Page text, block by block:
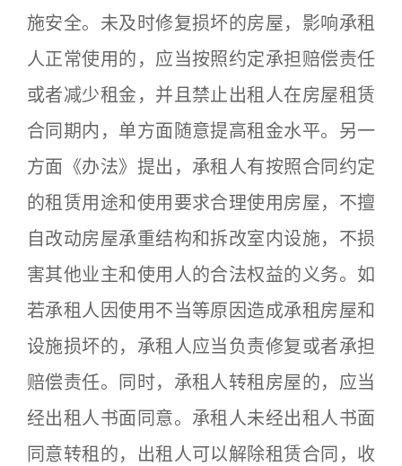
施安全。未及时修复损坏的房屋，影响承租
人正常使用的，应当按照约定承担赔偿责任
或者减少租金，并且禁止出租人在房屋租赁
合同期内，单方面随意提高租金水平。另一
方面《办法》提出，承租人有按照合同约定
的租赁用途和使用要求合理使用房屋，不擅
自改动房屋承重结构和拆改室内设施，不损
害其他业主和使用人的合法权益的义务。如
若承租人因使用不当等原因造成承租房屋和
设施损坏的，承租人应当负责修复或者承担
赔偿责任。同时，承租人转租房屋的，应当
经出租人书面同意。承租人未经出租人书面
同意转租的，出租人可以解除租赁合同，收